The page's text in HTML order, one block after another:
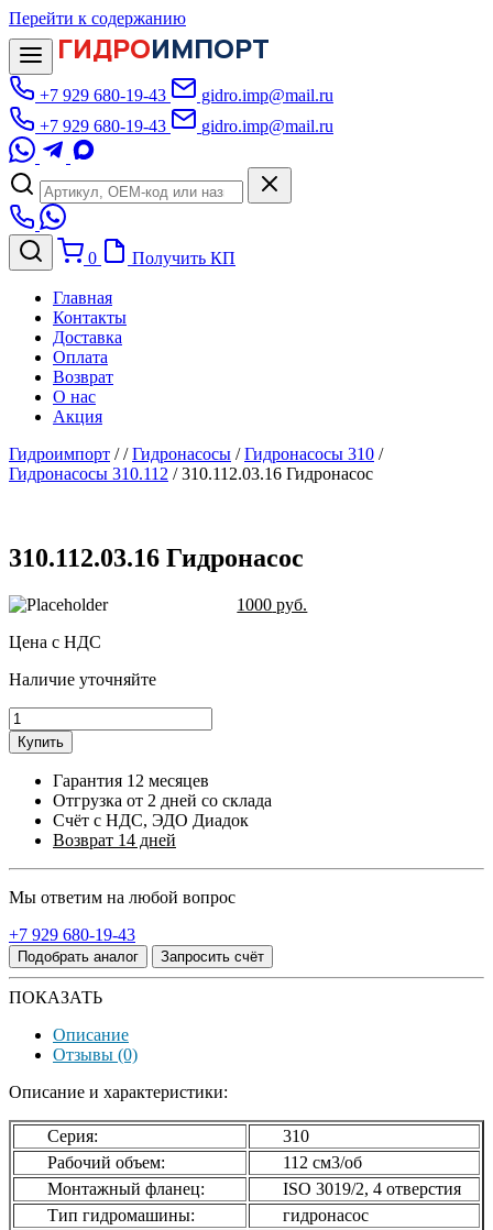
Перейти к содержанию
ГИДРОИМПОРТ
+7 929 680-19-43
gidro.imp@mail.ru
+7 929 680-19-43
gidro.imp@mail.ru
0 Получить КП
Главная
Контакты
Доставка
Оплата
Возврат
О нас
Акция
Гидроимпорт //Гидронасосы /Гидронасосы 310 /
Гидронасосы 310.112 /310.112.03.16 Гидронасос
310.112.03.16 Гидронасос
1000 руб.
Цена с НДС
Наличие уточняйте
Купить
Гарантия 12 месяцев
Отгрузка от 2 дней со склада
Счёт с НДС, ЭДО Диадок
Возврат 14 дней
Мы ответим на любой вопрос
+7 929 680-19-43
Подобрать аналог Запросить счёт
ПОКАЗАТЬ
Описание
Отзывы (0)
Описание и характеристики:
Серия:
310
Рабочий объем:
112 см3/об
Монтажный фланец:
ISO 3019/2, 4 отверстия
Тип гидромашины:
гидронасос